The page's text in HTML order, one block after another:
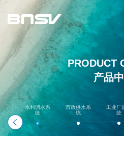
PRODUCT
产品
水利调水系
统
市政供水系
统
工业厂
统